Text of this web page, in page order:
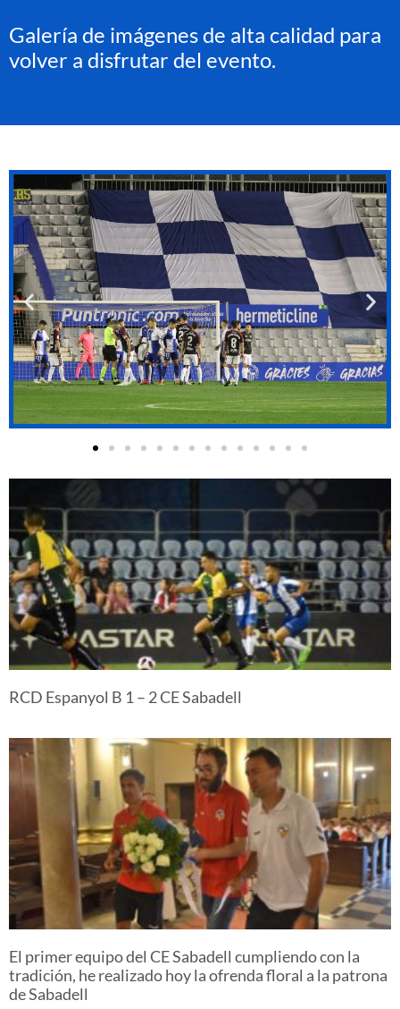
Galería de imágenes de alta calidad para
volver a disfrutar del evento.
RCD Espanyol B 1 – 2 CE Sabadell
El primer equipo del CE Sabadell cumpliendo con la
tradición, he realizado hoy la ofrenda floral a la patrona
de Sabadell